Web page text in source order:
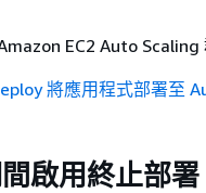
EC2 Auto Scaling
將應用程式部署至
啟用終止部署